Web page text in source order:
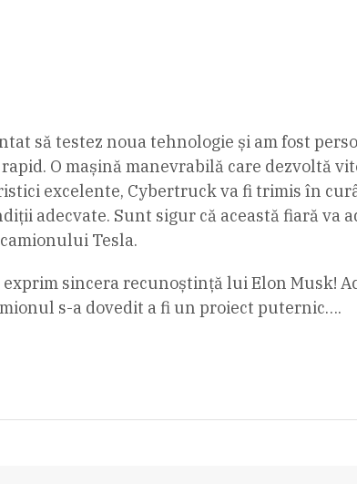
să testez noua tehnologie și am fost
O mașină manevrabilă care dezvoltă
excelente, Cybertruck va fi trimis în
adecvate. Sunt sigur că această fiară va
Tesla.
sincera recunoștință lui Elon Musk!
s-a dovedit a fi un proiect puternic….